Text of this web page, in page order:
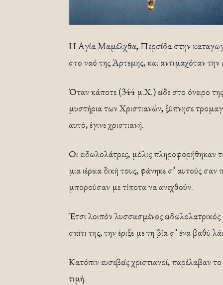
Η Αγία Μαμέλχθα, Περσίδα στην
στο ναό της Άρτεμης, και αντιμαχόταν
Όταν κάποτε (344 μ.Χ.) είδε στο όνειρο
μυστήρια των Χριστιανών, ξύπνησε
αυτό, έγινε χριστιανή.
Οι ειδωλολάτρες, μόλις πληροφορήθηκαν
μια ιέρεια δική τους, φάνηκε σ’ αυτούς
μπορούσαν με τίποτα να ανεχθούν.
Έτσι λοιπόν λυσσασμένος
σπίτι της, την έριξε με τη βία σ’ ένα
Κατόπιν ευσεβείς χριστιανοί, παρέλαβαν
τιμή.